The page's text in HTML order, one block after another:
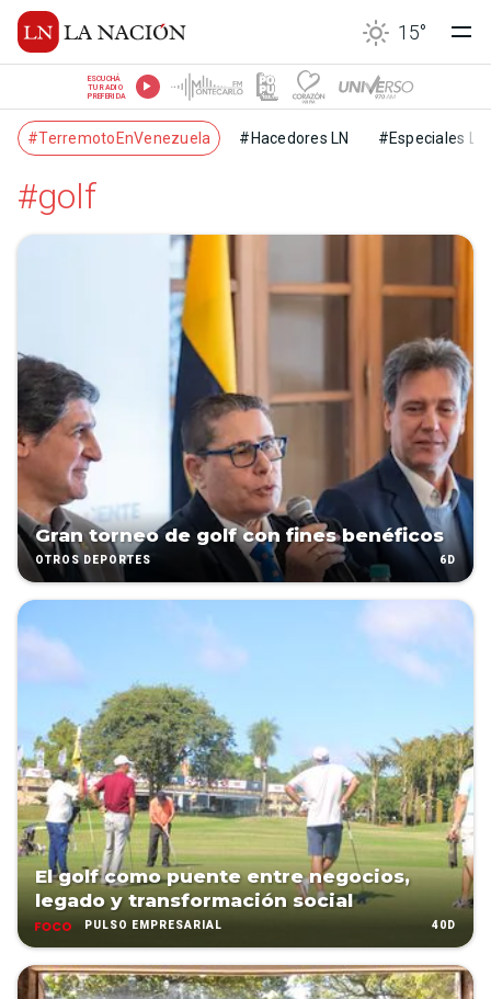
15°
ESCUCHÁ
TU RADIO
PREFERIDA
#TerremotoEnVenezuela #Hacedores LN #Especiales LN
#golf
Gran torneo de golf con fines benéficos
OTROS DEPORTES 6D
El golf como puente entre negocios,
legado y transformación social
PULSO EMPRESARIAL 40D